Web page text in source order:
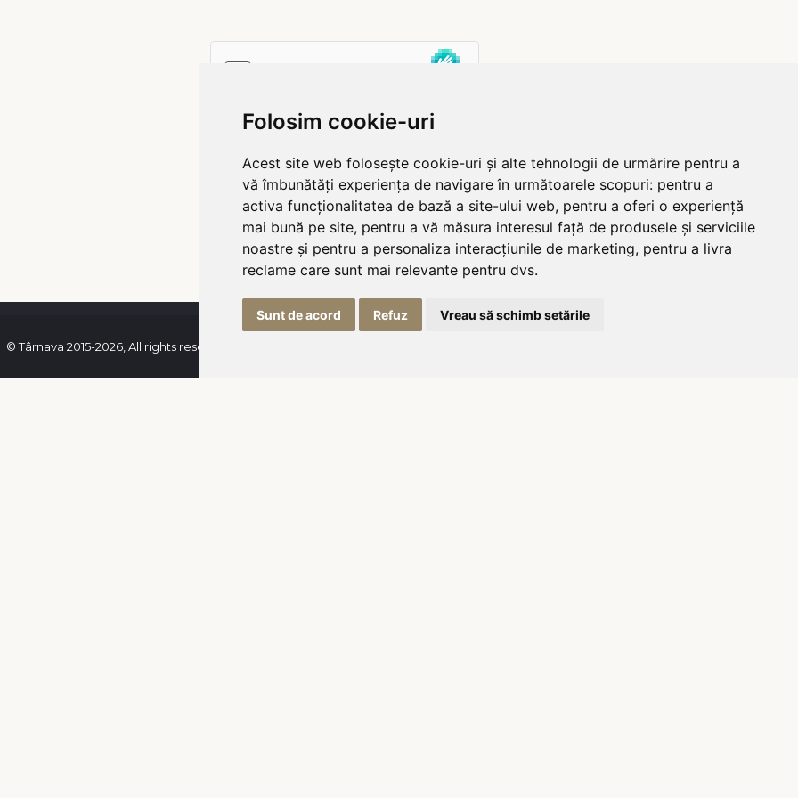
Folosim cookie-uri
Acest site web folosește cookie-uri și alte tehnologii de urmărire pentru a
vă îmbunătăți experiența de navigare în următoarele scopuri: pentru a
activa funcționalitatea de bază a site-ului web, pentru a oferi o experiență
mai bună pe site, pentru a vă măsura interesul față de produsele și serviciile
noastre și pentru a personaliza interacțiunile de marketing, pentru a livra
reclame care sunt mai relevante pentru dvs.
Sunt de acord Refuz Vreau să schimb setările
© Târnava 2015-2026, All rights reserved | Programator